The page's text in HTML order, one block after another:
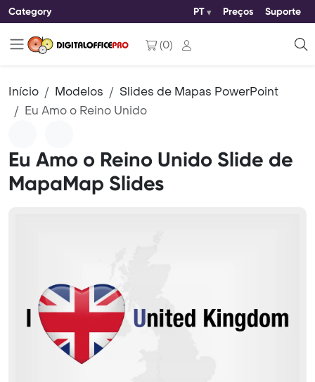
Category PT Preços Suporte
(0)
Início Modelos
Slides de Mapas PowerPoint
Eu Amo o Reino Unido
Eu Amo o Reino Unido Slide de
MapaMap Slides